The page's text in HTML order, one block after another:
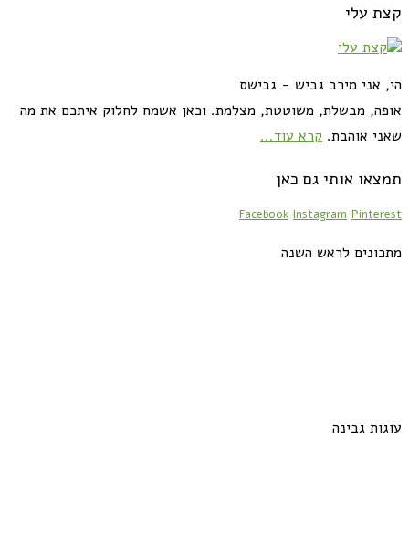
קצת עלי
הי, אני מירב גביש - גבישס
אופה, מבשלת, משוטטת, מצלמת. וכאן אשמח לחלוק איתכם את מה
שאני אוהבת. קרא עוד...
תמצאו אותי גם כאן
Facebook Instagram Pinterest
מתכונים לראש השנה
עוגות גבינה